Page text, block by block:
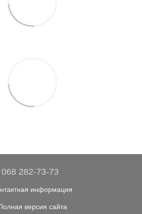
068 282-73-73
информация
версия сайта